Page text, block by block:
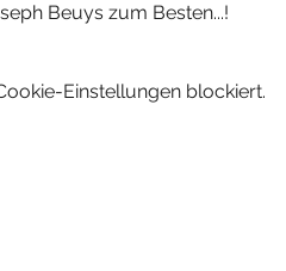
Beuys zum Besten...!
Einstellungen blockiert.